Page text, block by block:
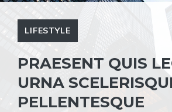
LIFESTYLE
PRAESENT QUIS
URNA
PELLENTESQUE